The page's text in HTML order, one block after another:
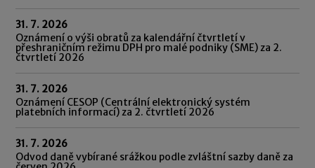
31. 7. 2026
Oznámení o výši obratů za kalendářní čtvrtletí v
přeshraničním režimu DPH pro malé podniky (SME) za 2.
čtvrtletí 2026
31. 7. 2026
Oznámení CESOP (Centrální elektronický systém
platebních informací) za 2. čtvrtletí 2026
31. 7. 2026
Odvod daně vybírané srážkou podle zvláštní sazby daně za